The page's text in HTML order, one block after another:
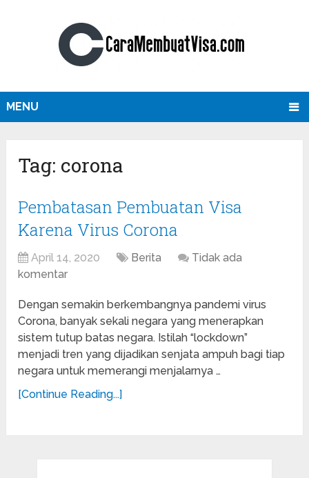
MENU
Tag: corona
Pembatasan Pembuatan Visa
Karena Virus Corona
April 14, 2020 Berita
Tidak ada
komentar
Dengan semakin berkembangnya pandemi virus
Corona, banyak sekali negara yang menerapkan
sistem tutup batas negara. Istilah “lockdown”
menjadi tren yang dijadikan senjata ampuh bagi tiap
negara untuk memerangi menjalarnya …
[Continue Reading...]